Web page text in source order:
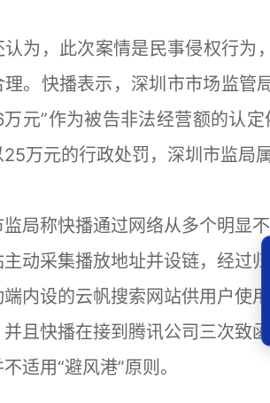
认为，此次案情是民事侵权行为
理。快播表示，深圳市市场监管
万元”作为被告非法经营额的认
万元的行政处罚，深圳市监局
监局称快播通过网络从多个明显
动采集播放地址并设链，经过
内设的云帆搜索网站供用户使
且快播在接到腾讯公司三次致
适用“避风港”原则。